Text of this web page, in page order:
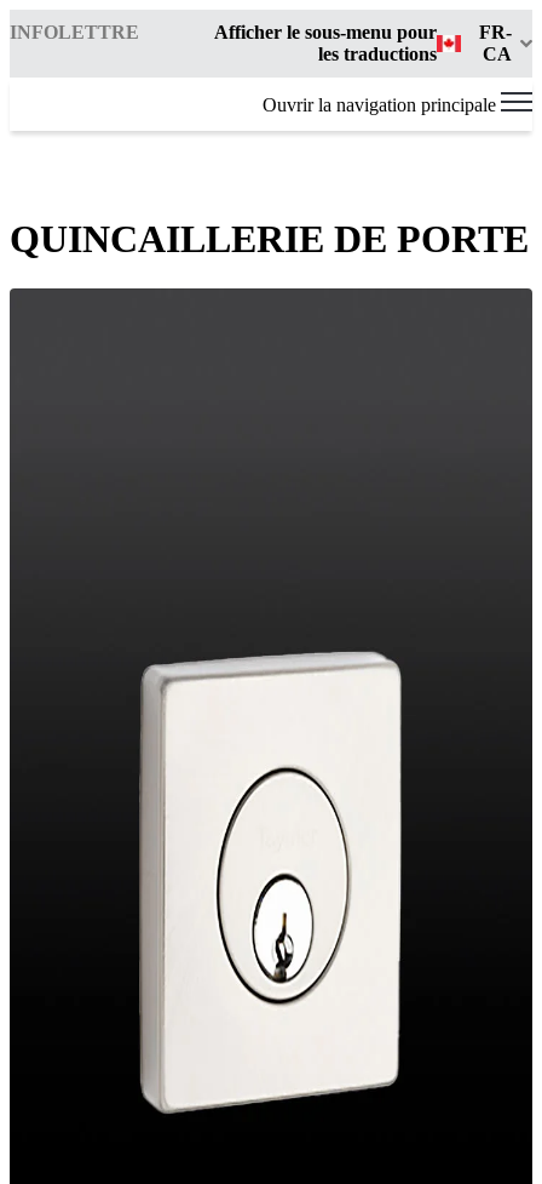
INFOLETTRE
Afficher le sous-menu pour
les traductions
FR-
CA
Ouvrir la navigation principale
QUINCAILLERIE DE PORTE